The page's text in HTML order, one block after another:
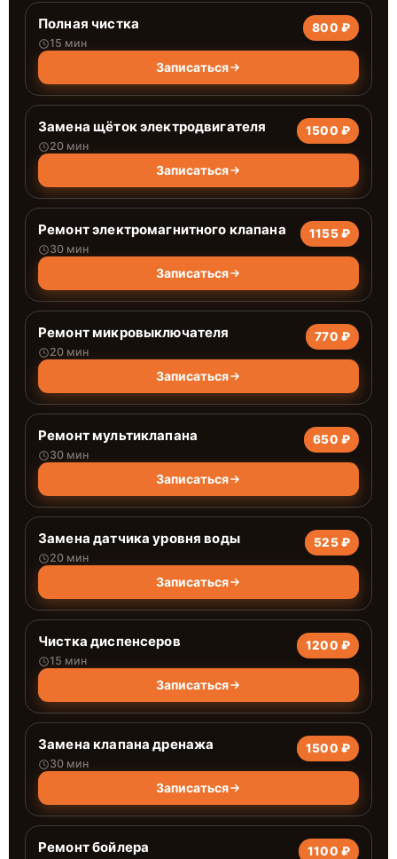
Полная чистка
15 мин
800 ₽
Записаться
Замена щёток электродвигателя
20 мин
1500 ₽
Записаться
Ремонт электромагнитного клапана
30 мин
1155 ₽
Записаться
Ремонт микровыключателя
20 мин
770 ₽
Записаться
Ремонт мультиклапана
30 мин
650 ₽
Записаться
Замена датчика уровня воды
20 мин
525 ₽
Записаться
Чистка диспенсеров
15 мин
1200 ₽
Записаться
Замена клапана дренажа
30 мин
1500 ₽
Записаться
Ремонт бойлера 1100 ₽